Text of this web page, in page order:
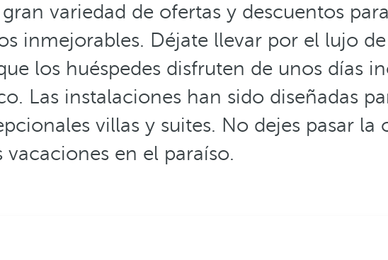
variedad de ofertas y descuentos
inmejorables. Déjate llevar por el lujo
los huéspedes disfruten de unos días
Las instalaciones han sido diseñadas
villas y suites. No dejes pasar
vacaciones en el paraíso.